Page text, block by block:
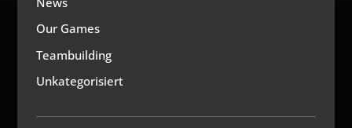
Our Games
Teambuilding
Unkategorisiert